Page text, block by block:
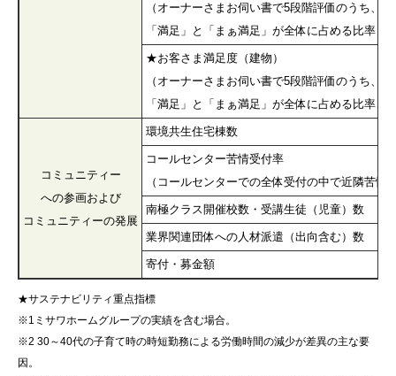
（オーナーさまお伺い書で5段階評価のうち、
「満足」と「まぁ満足」が全体に占める比率
★お客さま満足度（建物）
（オーナーさまお伺い書で5段階評価のうち、
「満足」と「まぁ満足」が全体に占める比率
コミュニティー
への参画および
コミュニティーの発展
環境共生住宅棟数
コールセンター苦情受付率
（コールセンターでの全体受付の中で近隣苦情
南極クラス開催校数・受講生徒（児童）数
業界関連団体への人材派遣（出向含む）数
寄付・募金額
★サステナビリティ重点指標
※1ミサワホームグループの実績を含む場合。
※2 30～40代の子育て時の時短勤務による労働時間の減少が差異の主な要
因。